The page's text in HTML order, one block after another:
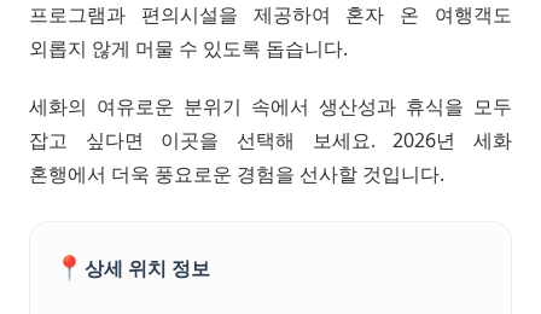
프로그램과 편의시설을 제공하여 혼자 온 여행객도
외롭지 않게 머물 수 있도록 돕습니다.
세화의 여유로운 분위기 속에서 생산성과 휴식을 모두
잡고 싶다면 이곳을 선택해 보세요. 2026년 세화
혼행에서 더욱 풍요로운 경험을 선사할 것입니다.
📍 상세 위치 정보